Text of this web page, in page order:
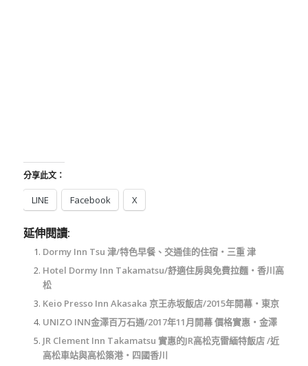
分享此文：
LINE Facebook X
延伸閱讀:
Dormy Inn Tsu 津/特色早餐、交通佳的住宿‧三重 津
Hotel Dormy Inn Takamatsu/舒適住房與免費拉麵‧香川高
松
Keio Presso Inn Akasaka 京王赤坂飯店/2015年開幕‧東京
UNIZO INN金澤百万石通/2017年11月開幕 價格實惠‧金澤
JR Clement Inn Takamatsu 實惠的JR高松克雷緬特飯店 /近
高松車站與高松築港‧四國香川